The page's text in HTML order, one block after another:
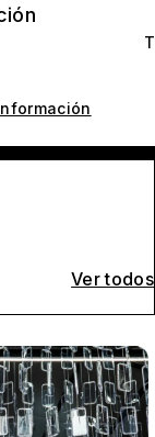
Ver todos